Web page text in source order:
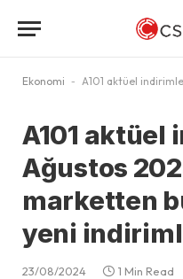
Ekonomi - A101 aktüel indirimleri 29
A101 aktüel
Ağustos
marketten
yeni
23/08/2024 1 Min Read